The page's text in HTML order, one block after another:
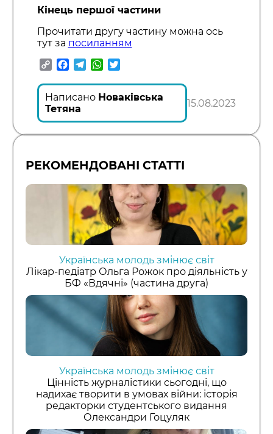
Кінець першої частини
Прочитати другу частину можна ось
тут за посиланням
CopyFacebook
TelegramWhatsApp
Написано Новаківська
Тетяна
15.08.2023
РЕКОМЕНДОВАНІ СТАТТІ
Українська молодь змінює світ
Лікар-педіатр Ольга Рожок про діяльність у
БФ «Вдячні» (частина друга)
Українська молодь змінює світ
Цінність журналістики сьогодні, що
надихає творити в умовах війни: історія
редакторки студентського видання
Олександри Гоцуляк